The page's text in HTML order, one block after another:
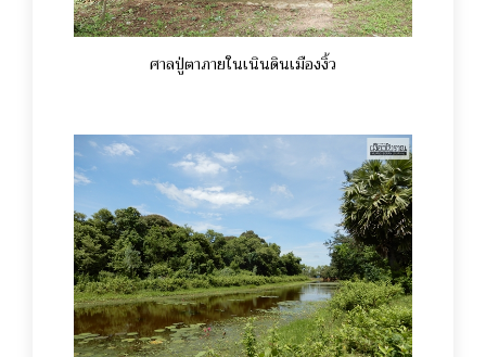
ศาลปู่ตาภายในเนินดินเมืองงิ้ว